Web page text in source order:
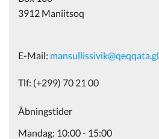
3912 Maniitsoq
E-Mail: mansullissivik@qeqqata.gl
Tlf: (+299) 70 21 00
Åbningstider
Mandag: 10:00 - 15:00